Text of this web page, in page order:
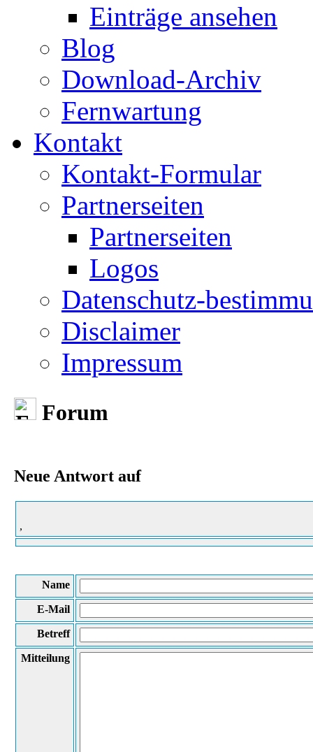
Einträge ansehen
Blog
Download-Archiv
Fernwartung
Kontakt
Kontakt-Formular
Partnerseiten
Partnerseiten
Logos
Datenschutz-
Disclaimer
Impressum
Forum
Neue Antwort auf
,
Name
E-Mail
Betreff
Mitteilung